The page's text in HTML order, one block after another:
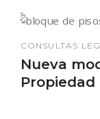
CONSULTAS
Nueva